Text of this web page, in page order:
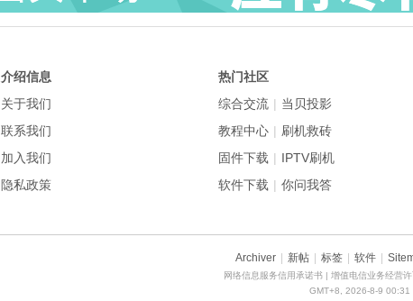
热门社区
综合交流 | 当贝投影
教程中心 | 刷机救砖
固件下载 | IPTV刷机
软件下载 | 你问我答
介绍信息
关于我们
联系我们
加入我们
隐私政策
Archiver 新帖 标签 软件
网络信息服务信用承诺书 | 增值电信业务经营
GMT+8, 2026-8-9 00:31